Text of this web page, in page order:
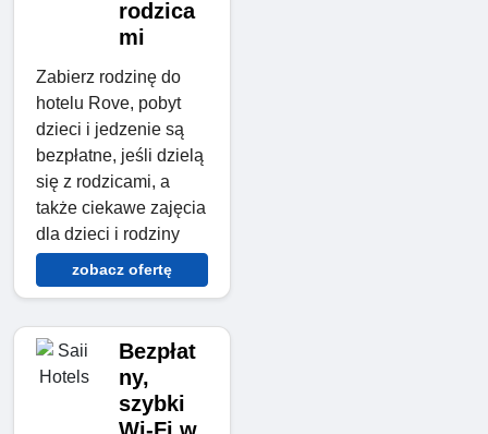
rodzica
mi
Zabierz rodzinę do
hotelu Rove, pobyt
dzieci i jedzenie są
bezpłatne, jeśli dzielą
się z rodzicami, a
także ciekawe zajęcia
dla dzieci i rodziny
zobacz ofertę
Bezpłat
ny,
szybki